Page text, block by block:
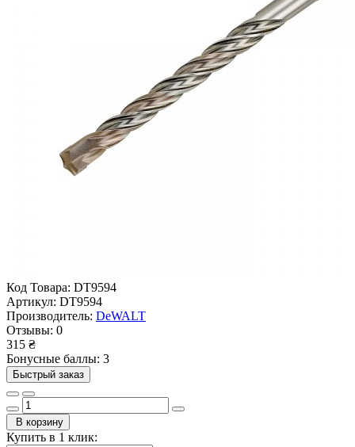
Код Товара: DT9594
Артикул: DT9594
Производитель: DeWALT
Отзывы: 0
315 ₴
Бонусные баллы: 3
Быстрый заказ
В корзину
Купить в 1 клик: